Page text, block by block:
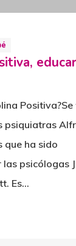
psiquiatras
que ha sido
psicólogas
Es…